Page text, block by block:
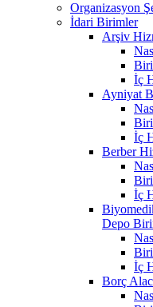
Organizasyon
İdari Birimler
Arşiv
İç
Ayniyat
İç
Berber
İç
Depo
İç
Borç